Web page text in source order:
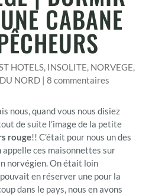
CABANE
HOTELS, INSOLITE, NORVEGE,
NORD |8 commentaires
nous, quand vous nous disiez
de suite l’image de la petite
rouge!! C’était pour nous un des
appelle ces maisonnettes sur
norvégien. On était loin
pouvait en réserver une pour la
dans le pays, nous en avons